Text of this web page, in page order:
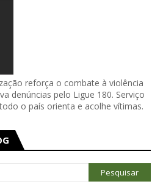
reforça o combate à violência
denúncias pelo Ligue 180. Serviço
o país orienta e acolhe vítimas.